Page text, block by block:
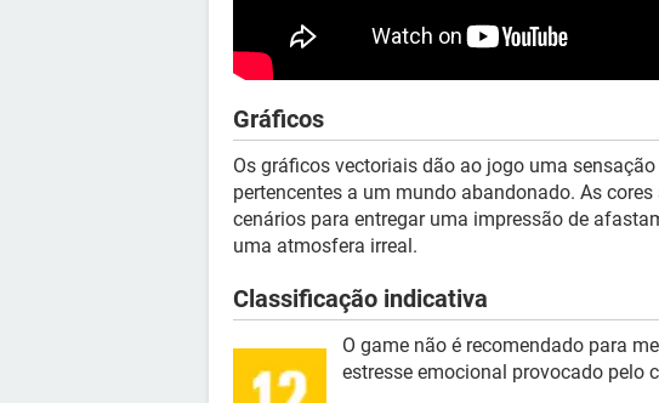
Gráficos
Os gráficos vectoriais dão ao jogo uma
pertencentes a um mundo abandonado. As
cenários para entregar uma impressão de
uma atmosfera irreal.
Classificação indicativa
O game não é recomendado para
estresse emocional provocado pelo